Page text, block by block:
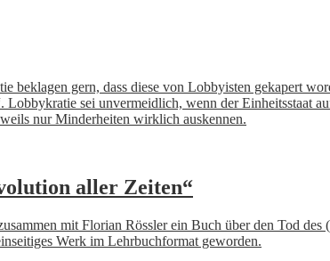
beklagen gern, dass diese von Lobbyisten gekapert
sei unvermeidlich, wenn der Einheitsstaat
nur Minderheiten wirklich auskennen.
aller Zeiten“
mit Florian Rössler ein Buch über den Tod
Werk im Lehrbuchformat geworden.